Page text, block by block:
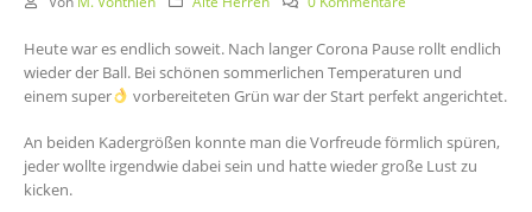
Heute war es endlich soweit. Nach langer Corona Pause rollt endlich
wieder der Ball. Bei schönen sommerlichen Temperaturen und
einem super
vorbereiteten Grün war der Start perfekt angerichtet.
An beiden Kadergrößen konnte man die Vorfreude förmlich spüren,
jeder wollte irgendwie dabei sein und hatte wieder große Lust zu
kicken.